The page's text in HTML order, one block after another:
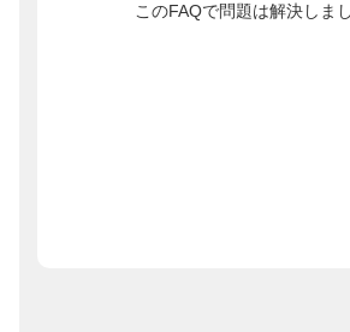
このFAQで問題は解決しま